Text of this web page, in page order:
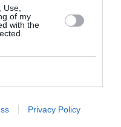
of my
with the
Privacy Policy